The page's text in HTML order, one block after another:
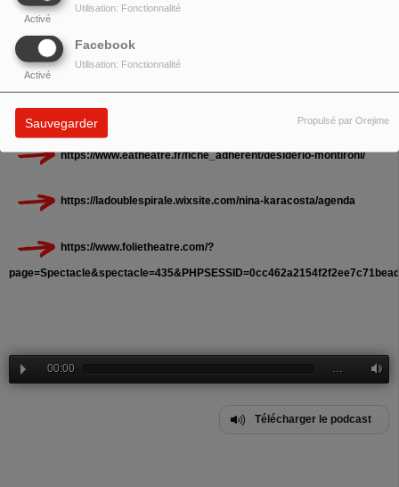
Activé
Utilisation: Fonctionnalité
Facebook
Activé
Utilisation: Fonctionnalité
Sauvegarder Propulsé par Orejime
Desiderio Montironi
romans et pour le théâtre, Nina Karacosta
rôle dans GelsominadePierrette Dupoyetd'aprèsLa
Strada deFederico Fellini
https://www.eatheatre.fr/fiche_adherent/desiderio-montironi/
https://ladoublespirale.wixsite.com/nina-karacosta/agenda
https://www.folietheatre.com/?
00:00 …
Télécharger le podcast